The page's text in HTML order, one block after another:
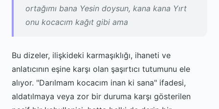
ortağımı bana Yesin doysun, kana kana Yırt
onu kocacım kağıt gibi ama
Bu dizeler, ilişkideki karmaşıklığı, ihaneti ve
anlatıcının eşine karşı olan şaşırtıcı tutumunu ele
alıyor. "Darılmam kocacım inan ki sana" ifadesi,
aldatılmaya veya zor bir duruma karşı gösterilen